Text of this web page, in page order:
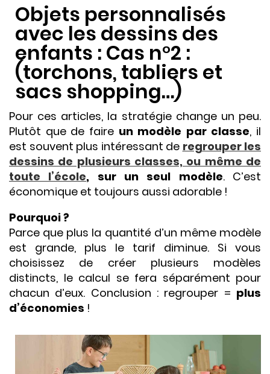
Objets personnalisés
avec les dessins des
enfants : Cas n°2 :
(torchons, tabliers et
sacs shopping…)
Pour ces articles, la stratégie change un peu.
Plutôt que de faire un modèle par classe, il
est souvent plus intéressant de regrouper les
dessins de plusieurs classes, ou même de
toute l’école, sur un seul modèle. C’est
économique et toujours aussi adorable !
Pourquoi ?
Parce que plus la quantité d’un même modèle
est grande, plus le tarif diminue. Si vous
choisissez de créer plusieurs modèles
distincts, le calcul se fera séparément pour
chacun d’eux. Conclusion : regrouper = plus
d’économies !